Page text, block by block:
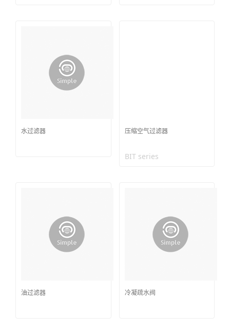
水过滤器 压缩空气过滤器
BIT series
油过滤器 冷凝疏水阀